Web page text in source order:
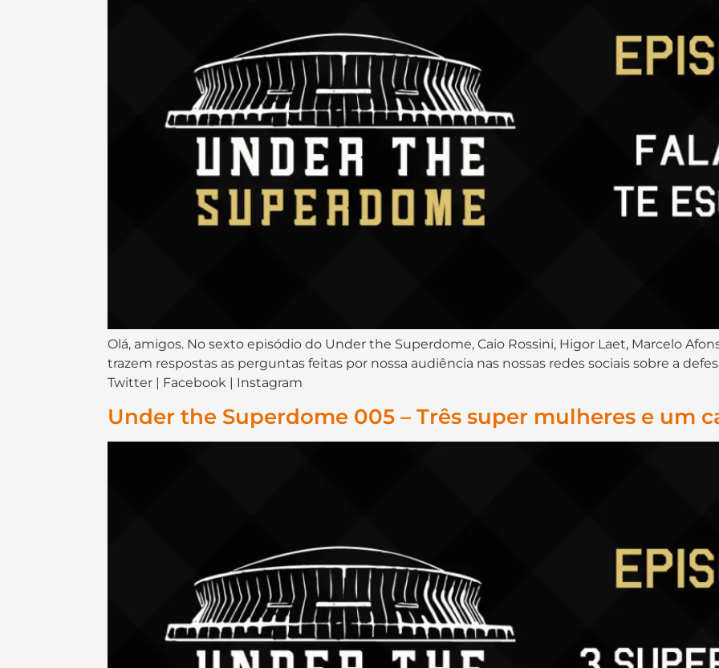
Olá, amigos. No sexto episódio do Under the Superdome, Caio Rossini, Higor Laet, Marcelo
trazem respostas as perguntas feitas por nossa audiência nas nossas redes sociais sobre a
Twitter | Facebook | Instagram
Under the Superdome 005 – Três super mulheres e um